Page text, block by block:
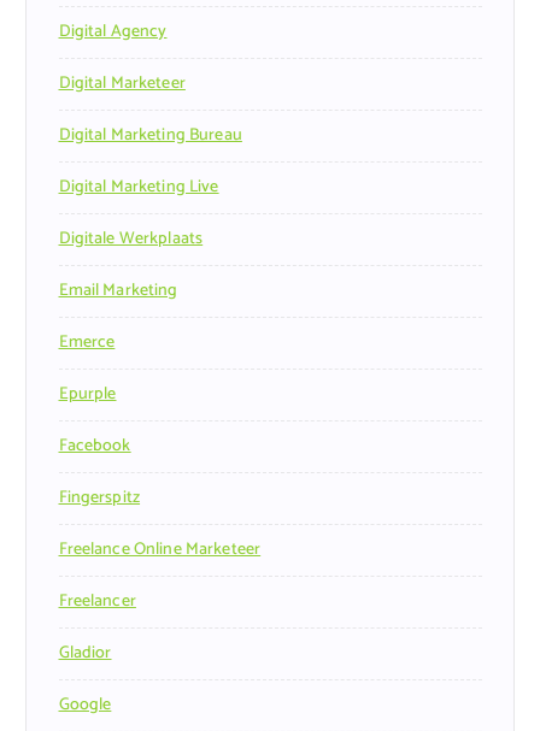
Digital Agency
Digital Marketeer
Digital Marketing Bureau
Digital Marketing Live
Digitale Werkplaats
Email Marketing
Emerce
Epurple
Facebook
Fingerspitz
Freelance Online Marketeer
Freelancer
Gladior
Google